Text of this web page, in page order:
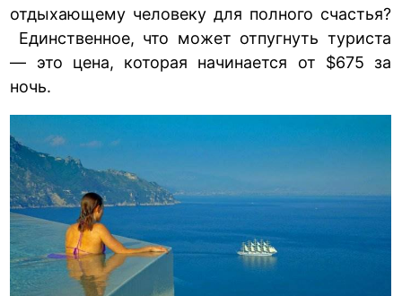
отдыхающему человеку для полного счастья?
Единственное, что может отпугнуть туриста
— это цена, которая начинается от $675 за
ночь.